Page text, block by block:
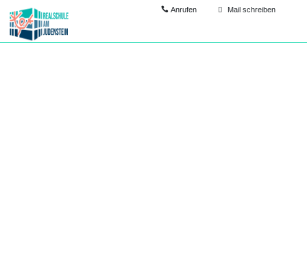
Anrufen Mail schreiben